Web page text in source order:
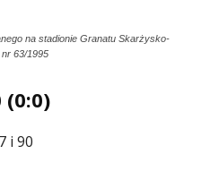
na stadionie Granatu Skarżysko-
nr 63/1995
(0:0)
i 90